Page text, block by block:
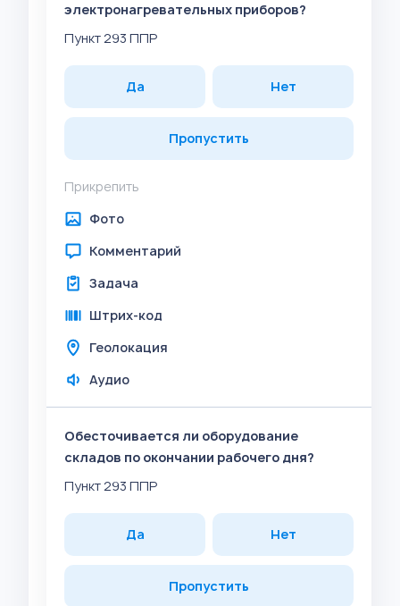
электронагревательных приборов?
Пункт 293 ППР
Да Нет
Пропустить
Прикрепить
Фото
Комментарий
Задача
Штрих-код
Геолокация
Аудио
Обесточивается ли оборудование
складов по окончании рабочего дня?
Пункт 293 ППР
Да Нет
Пропустить